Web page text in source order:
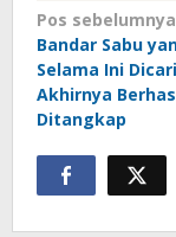
Navigasi
pos
Pos sebelumnya
Bandar Sabu
Selama Ini Dicari
Akhirnya
Ditangkap